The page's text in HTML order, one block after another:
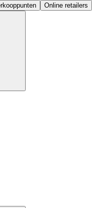
Online retailers